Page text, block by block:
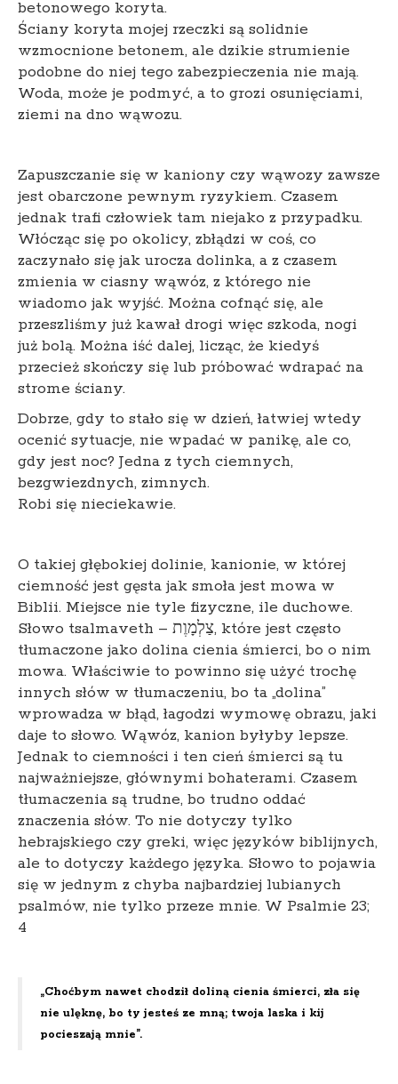
betonowego koryta.
Ściany koryta mojej rzeczki są solidnie
wzmocnione betonem, ale dzikie strumienie
podobne do niej tego zabezpieczenia nie mają.
Woda, może je podmyć, a to grozi osunięciami,
ziemi na dno wąwozu.
Zapuszczanie się w kaniony czy wąwozy zawsze
jest obarczone pewnym ryzykiem. Czasem
jednak trafi człowiek tam niejako z przypadku.
Włócząc się po okolicy, zbłądzi w coś, co
zaczynało się jak urocza dolinka, a z czasem
zmienia w ciasny wąwóz, z którego nie
wiadomo jak wyjść. Można cofnąć się, ale
przeszliśmy już kawał drogi więc szkoda, nogi
już bolą. Można iść dalej, licząc, że kiedyś
przecież skończy się lub próbować wdrapać na
strome ściany.
Dobrze, gdy to stało się w dzień, łatwiej wtedy
ocenić sytuacje, nie wpadać w panikę, ale co,
gdy jest noc? Jedna z tych ciemnych,
bezgwiezdnych, zimnych.
Robi się nieciekawie.
O takiej głębokiej dolinie, kanionie, w której
ciemność jest gęsta jak smoła jest mowa w
Biblii. Miejsce nie tyle fizyczne, ile duchowe.
Słowo tsalmaveth – צַלְמָוֶת, które jest często
tłumaczone jako dolina cienia śmierci, bo o nim
mowa. Właściwie to powinno się użyć trochę
innych słów w tłumaczeniu, bo ta „dolina”
wprowadza w błąd, łagodzi wymowę obrazu, jaki
daje to słowo. Wąwóz, kanion byłyby lepsze.
Jednak to ciemności i ten cień śmierci są tu
najważniejsze, głównymi bohaterami. Czasem
tłumaczenia są trudne, bo trudno oddać
znaczenia słów. To nie dotyczy tylko
hebrajskiego czy greki, więc języków biblijnych,
ale to dotyczy każdego języka. Słowo to pojawia
się w jednym z chyba najbardziej lubianych
psalmów, nie tylko przeze mnie. W Psalmie 23;
4
„Choćbym nawet chodził doliną cienia śmierci, zła się
nie ulęknę, bo ty jesteś ze mną; twoja laska i kij
pocieszają mnie”.